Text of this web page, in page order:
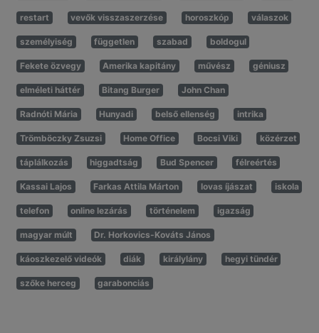
restart vevők visszaszerzése horoszkóp válaszok
személyiség független szabad boldogul
Fekete özvegy Amerika kapitány művész géniusz
elméleti háttér Bitang Burger John Chan
Radnóti Mária Hunyadi belső ellenség intrika
Trömböczky Zsuzsi Home Office Bocsi Viki közérzet
táplálkozás higgadtság Bud Spencer félreértés
Kassai Lajos Farkas Attila Márton lovas íjászat iskola
telefon online lezárás történelem igazság
magyar múlt Dr. Horkovics-Kováts János
káoszkezelő videók diák királylány hegyi tündér
szőke herceg garabonciás